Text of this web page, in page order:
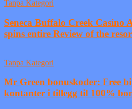
Tanpa Kategori
Seneca Buffalo Creek Casino
spins entire Review of the
Tanpa Kategori
Mr Green bonuskoder: Free
kontanter i tillegg til 100%